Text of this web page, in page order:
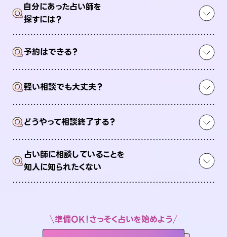
Q自分にあった占い師を
探すには？
Q予約はできる？
Q軽い相談でも大丈夫？
Qどうやって相談終了する？
Q占い師に相談していることを
知人に知られたくない
準備OK！さっそく占いを始めよう